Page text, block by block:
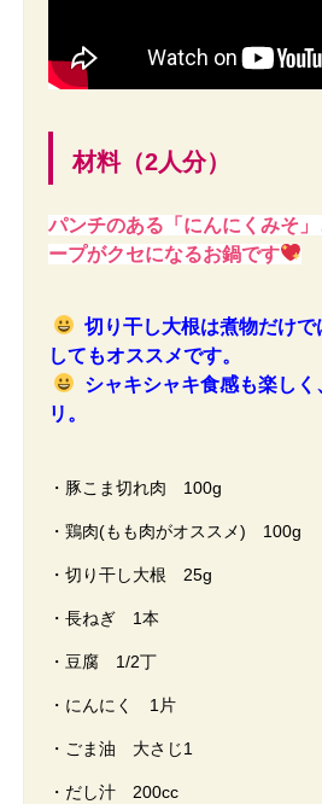
材料（2人分）
パンチのある「にんにくみそ
ープがクセになるお鍋です
切り干し大根は煮物だけで
してもオススメです。
シャキシャキ食感も楽し
リ。
・豚こま切れ肉 100g
・鶏肉(もも肉がオススメ) 100g
・切り干し大根 25g
・長ねぎ 1本
・豆腐 1/2丁
・にんにく 1片
・ごま油 大さじ1
・だし汁 200cc